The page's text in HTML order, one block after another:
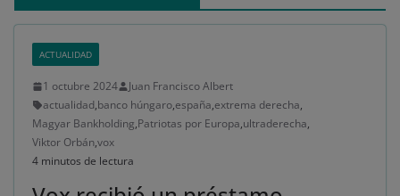
ACTUALIDAD
1 octubre 2024
Juan Francisco Albert
actualidad,banco húngaro,españa,extrema derecha,
Magyar Bankholding,Patriotas por Europa,ultraderecha,
Viktor Orbán,vox
4 minutos de lectura